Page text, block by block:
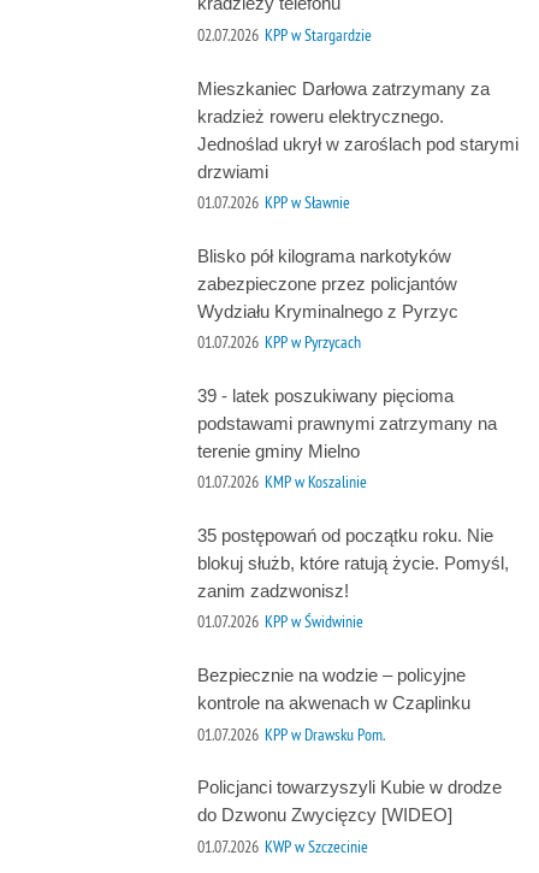
02.07.2026 KPP w Stargardzie
Mieszkaniec Darłowa zatrzymany za
kradzież roweru elektrycznego.
Jednoślad ukrył w zaroślach pod starymi
drzwiami
01.07.2026 KPP w Sławnie
Blisko pół kilograma narkotyków
zabezpieczone przez policjantów
Wydziału Kryminalnego z Pyrzyc
01.07.2026 KPP w Pyrzycach
39 - latek poszukiwany pięcioma
podstawami prawnymi zatrzymany na
terenie gminy Mielno
01.07.2026 KMP w Koszalinie
35 postępowań od początku roku. Nie
blokuj służb, które ratują życie. Pomyśl,
zanim zadzwonisz!
01.07.2026 KPP w Świdwinie
Bezpiecznie na wodzie – policyjne
kontrole na akwenach w Czaplinku
01.07.2026 KPP w Drawsku Pom.
Policjanci towarzyszyli Kubie w drodze
do Dzwonu Zwycięzcy [WIDEO]
01.07.2026 KWP w Szczecinie